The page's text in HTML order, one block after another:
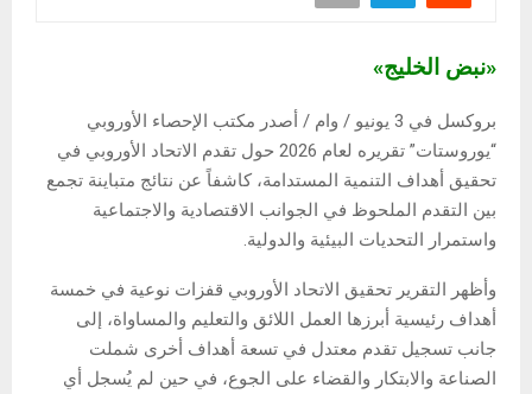
«نبض الخليج»
بروكسل في 3 يونيو / وام / أصدر مكتب الإحصاء الأوروبي
“يوروستات” تقريره لعام 2026 حول تقدم الاتحاد الأوروبي في
تحقيق أهداف التنمية المستدامة، كاشفاً عن نتائج متباينة تجمع
بين التقدم الملحوظ في الجوانب الاقتصادية والاجتماعية
واستمرار التحديات البيئية والدولية.
وأظهر التقرير تحقيق الاتحاد الأوروبي قفزات نوعية في خمسة
أهداف رئيسية أبرزها العمل اللائق والتعليم والمساواة، إلى
جانب تسجيل تقدم معتدل في تسعة أهداف أخرى شملت
الصناعة والابتكار والقضاء على الجوع، في حين لم يُسجل أي